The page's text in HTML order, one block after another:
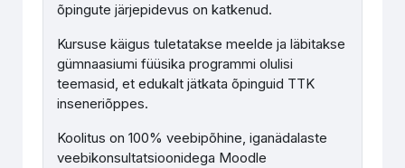
õpingute järjepidevus on katkenud.
Kursuse käigus tuletatakse meelde ja läbitakse
gümnaasiumi füüsika programmi olulisi
teemasid, et edukalt jätkata õpinguid TTK
inseneriõppes.
Koolitus on 100% veebipõhine, iganädalaste
veebikonsultatsioonidega Moodle